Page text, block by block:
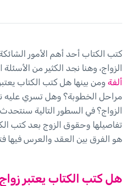
كتب الكتاب أحد أهم الأمور
الزواج، وهنا نجد الكثير من الأسئلة
ألفة ومن بينها هل كتب الكتاب
مراحل الخطوبة؟ وهل تسري
الزواج؟ في السطور التالية
تفاصيلها وحقوق الزوج بعد كتب
هو الفرق بين العقد والعرس فيها
هل كتب الكتاب يعتبر زواج